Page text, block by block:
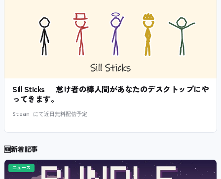
Sill Sticks — 怠け者の棒人間があなたのデスクトップにや
ってきます。
Steam にて近日無料配信予定
🆕新着記事
ニュース